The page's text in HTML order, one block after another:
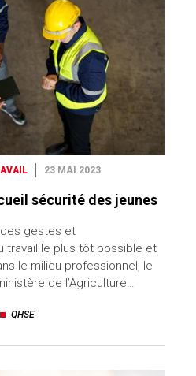
23 MAI 2023
sécurité des jeunes
des gestes et
travail le plus tôt possible et
le milieu professionnel, le
de l’Agriculture…
QHSE